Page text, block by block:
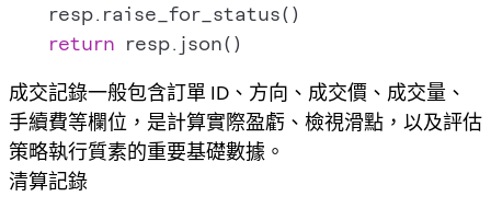
    resp.raise_for_status()
return
成交記錄一般包含訂單 ID、方向、成交價、成交量、
手續費等欄位，是計算實際盈虧、檢視滑點，以及評估
策略執行質素的重要基礎數據。
清算記錄